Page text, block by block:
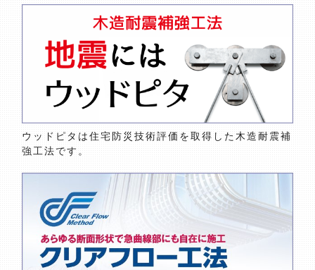
ウッドピタは住宅防災技術評価を取得した木造耐震補
強工法です。